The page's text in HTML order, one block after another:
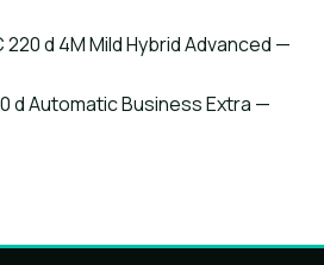
d 4M Mild Hybrid Advanced —
d Automatic Business Extra —